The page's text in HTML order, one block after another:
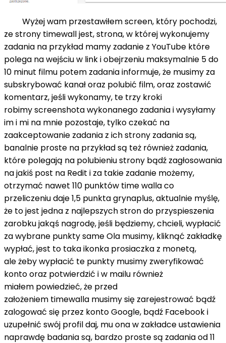
Wyżej wam przestawiłem screen, który pochodzi,
ze strony timewalljest, strona, w której wykonujemy
zadania na przykład mamy zadanie z YouTube które
polega na wejściu w link i obejrzeniu maksymalnie 5 do
10 minut filmu potem zadania informuje, że musimy za
subskrybować kanał oraz polubić film, oraz zostawić
komentarz, jeśli wykonamy, te trzy kroki
robimyscreenshotawykonanego zadania i wysyłamy
im i mi na mnie pozostaje, tylko czekać na
zaakceptowanie zadania z ich strony zadania są,
banalnie proste na przykład są też również zadania,
które polegają na polubieniu strony bądź zagłosowania
na jakiś post na Redit i za takie zadanie możemy,
otrzymać nawet 110 punktów timewallaco
przeliczeniu daje 1,5 punktagrynaplus, aktualnie myślę,
że to jest jedna z najlepszych stron do przyspieszenia
zarobku jakąś nagrodę, jeśli będziemy, chcieli, wypłacić
za wybrane punkty same Ola musimy, kliknąć zakładkę
wypłać, jest to taka ikonka prosiaczka z monetą,
ale żeby wypłacić te punkty musimy zweryfikować
konto oraz potwierdzić i w mailu również
miałem powiedzieć, że przed
założeniem timewalla musimy się zarejestrować bądź
zalogować się przez konto Google, bądź Facebook i
uzupełnić swój profil daj, mu ona w zakładce ustawienia
naprawdę badania są, bardzo proste są zadania od 11